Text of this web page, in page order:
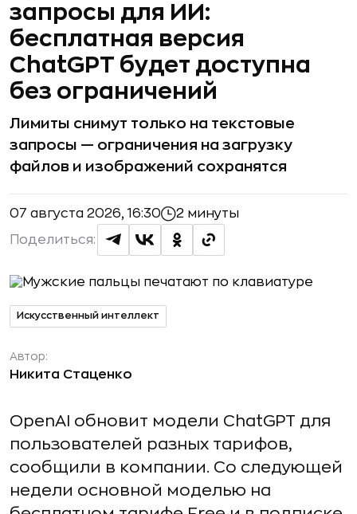
запросы для ИИ:
бесплатная версия
ChatGPT будет доступна
без ограничений
Лимиты снимут только на текстовые
запросы — ограничения на загрузку
файлов и изображений сохранятся
07 августа 2026, 16:30 2 минуты
Поделиться:
Искусственный интеллект
Автор:
Никита Стаценко
OpenAI обновит модели ChatGPT для
пользователей разных тарифов,
сообщили в компании. Со следующей
недели основной моделью на